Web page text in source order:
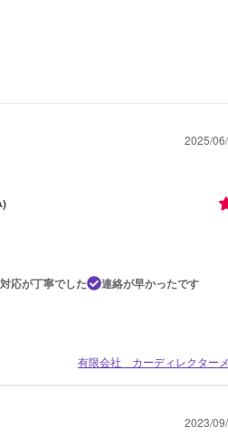
2025/
)
対応が丁寧でした
連絡が早かったです
有限会社 カーディレクター
2023/